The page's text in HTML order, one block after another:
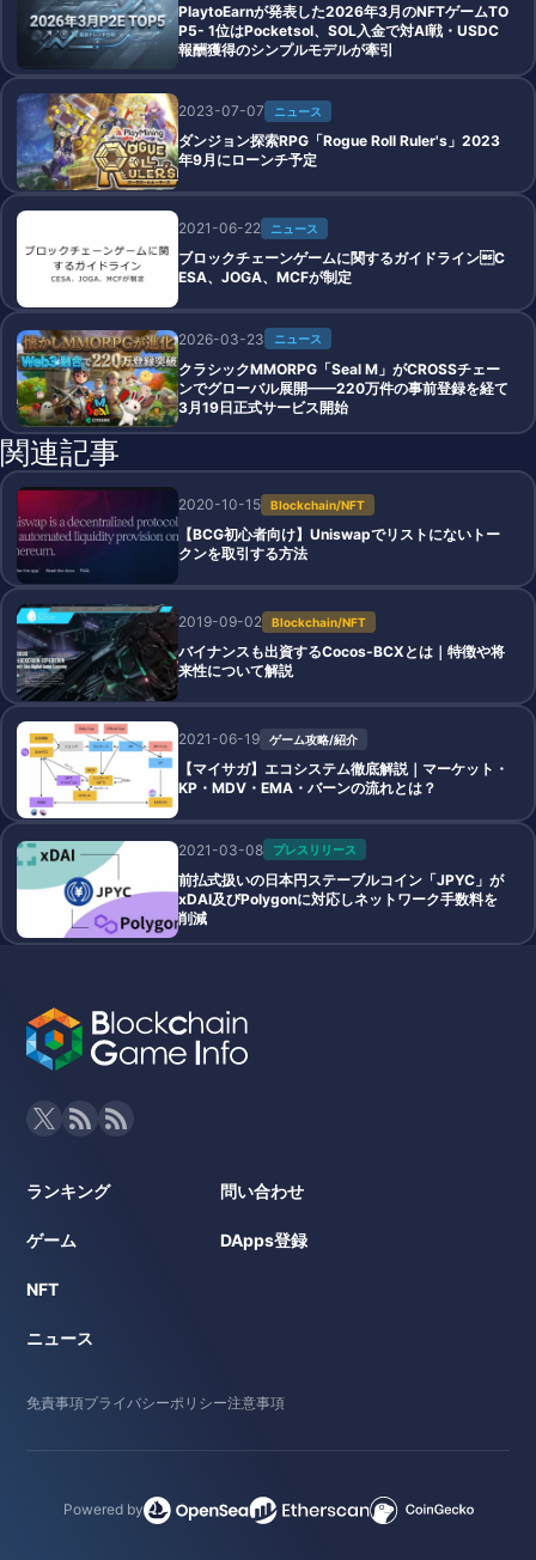
PlaytoEarnが発表した2026年3月のNFTゲームTO
P5- 1位はPocketsol、SOL入金で対AI戦・USDC
報酬獲得のシンプルモデルが牽引
2023-07-07 ニュース
ダンジョン探索RPG「Rogue Roll Ruler's」2023
年9月にローンチ予定
2021-06-22 ニュース
ブロックチェーンゲームに関するガイドラインC
ESA、JOGA、MCFが制定
2026-03-23 ニュース
クラシックMMORPG「Seal M」がCROSSチェー
ンでグローバル展開——220万件の事前登録を経て
3月19日正式サービス開始
関連記事
2020-10-15 Blockchain/NFT
【BCG初心者向け】Uniswapでリストにないトー
クンを取引する方法
2019-09-02 Blockchain/NFT
バイナンスも出資するCocos-BCXとは｜特徴や将
来性について解説
2021-06-19 ゲーム攻略/紹介
【マイサガ】エコシステム徹底解説｜マーケット・
KP・MDV・EMA・バーンの流れとは？
2021-03-08 プレスリリース
前払式扱いの日本円ステーブルコイン「JPYC」が
xDAI及びPolygonに対応しネットワーク手数料を
削減
ランキング
ゲーム
NFT
ニュース
問い合わせ
DApps登録
免責事項プライバシーポリシー注意事項
Powered by